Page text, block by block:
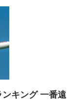
キング 一番遠